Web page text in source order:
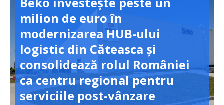
milion de euro în
modernizarea HUB-ului
logistic din Căteasca și
consolidează rolul României
ca centru regional pentru
serviciile post-vânzare